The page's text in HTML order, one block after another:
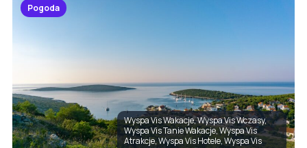
Pogoda
Wyspa Vis Wakacje, Wyspa Vis Wczasy,
Wyspa Vis Tanie Wakacje, Wyspa Vis
Atrakcje, Wyspa Vis Hotele, Wyspa Vis